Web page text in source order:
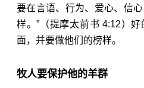
要在言语、行为、爱心、信
样。”（提摩太前书 4:12）好
面，并要做他们的榜样。
牧人要保护他的羊群